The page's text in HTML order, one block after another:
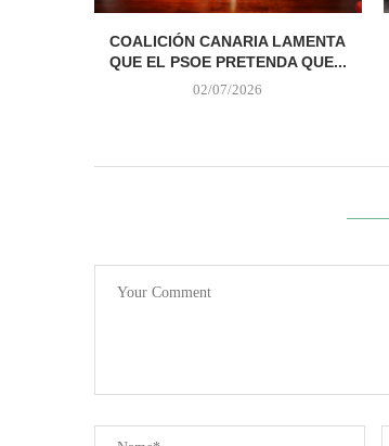
COALICIÓN CANARIA LAMENTA
QUE EL PSOE PRETENDA QUE...
02/07/2026